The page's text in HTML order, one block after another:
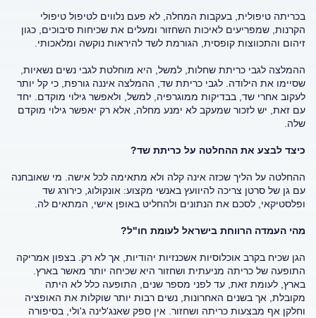
בכריתה טיפולית, בעקבות המחלה, לא פעם נלווים לטיפול טיפולי
הקרנות, שמפריעים לאיכות השחזור ומעלים את שכיחות סיבוכים, כגון
זיהום והתכווצות קופסית, הגורמת לשד להיראות נוקשה ומלאכותי.
ההמלצה לגבי כריתת שחלות, למשל, היא מוחלטת לגבי נשים נשאיות,
שסיימו את הילודה. לגבי כריתת שד, ההמלצה איננה גורפת, כי קל יותר
לעקוב אחרי שד, בבדיקות ממוגרפיה, למשל, ולאפשר גילוי מוקדם. יחד
עם זאת, יש לזכור שמעקב לא ימנע מחלה, אלא רק יאפשר גילוי מוקדם
שלה.
כיצד לבצע את ההחלטה על כריתת שד?
ההחלטה על הליך שכזה אינה קלה ולא מתאימה לכל אישה. מי שאובחנה
עם גן של סרטן צריכה להיוועץ באנשי מקצוע: אונקולוג, כירורג שד
ופלסטיקאי, לסכם את הנתונים ולהחליט באופן אישי, המתאים לה.
מהי העמדה הרווחת בישראל לעומת חו"ל?
הגן שכיח בקרב אוכלוסיות אשכנזיות יהודיות, אך לא רק. בצפון אמריקה
התופעה של כריתה מניעתית ושחזור היא שכיחה יותר מאשר בארץ.
בארץ, לעומת זאת, עד לפני מספר שנים, התופעה כלל לא היתה
מקובלת, אך בשנים האחרונות, נשים רבות יותר שוקלות את האופציה
וחלקן אף מבצעות כריתה ושחזור. אין ספק שאנג'לינה ג'ולי, בסיפורה